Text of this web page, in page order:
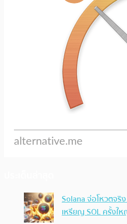
Solana จ่อโหวตจ
เหรียญ SOL ครั้งใ